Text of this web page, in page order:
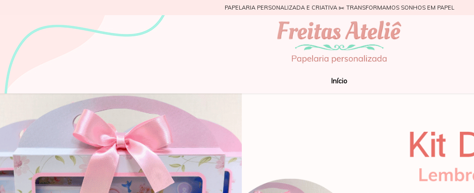
PAPELARIA PERSONALIZADA E CRIATIVA ✂️ TRANSFORMAMOS SONHOS EM PAPEL
Início